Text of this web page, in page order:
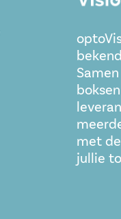
met
jullie